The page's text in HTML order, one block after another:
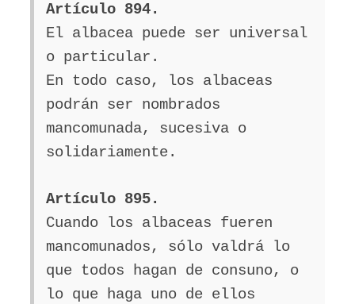
Artículo 894.
El albacea puede ser universal
o particular.
En todo caso, los albaceas
podrán ser nombrados
mancomunada, sucesiva o
solidariamente.
Artículo 895.
Cuando los albaceas fueren
mancomunados, sólo valdrá lo
que todos hagan de consuno, o
lo que haga uno de ellos